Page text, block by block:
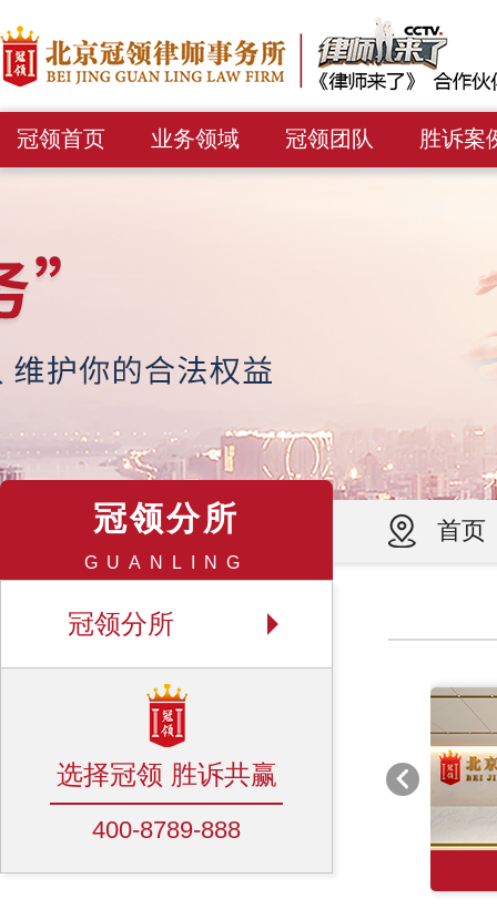
冠领首页 业务领域 冠领团队 胜诉案
首页
冠领分所
GUANLING
冠领分所
选择冠领 胜诉共赢
400-8789-888